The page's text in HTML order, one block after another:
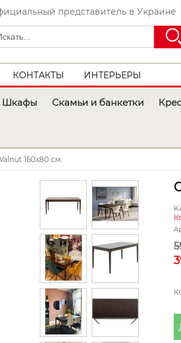
представитель в Украине
КОНТАКТЫ ИНТЕРЬЕРЫ
Шкафы Скамьи и банкетки
160x80 см.